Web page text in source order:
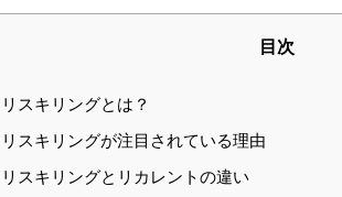
目次
リスキリングとは？
リスキリングが注目されている理由
リスキリングとリカレントの違い